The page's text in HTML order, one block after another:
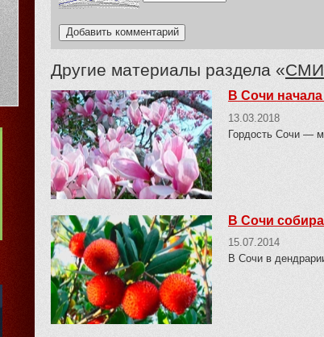
Другие материалы раздела «СМИ
В Сочи
13.03.2018
Гордость Сочи —
В Сочи
15.07.2014
В Сочи в